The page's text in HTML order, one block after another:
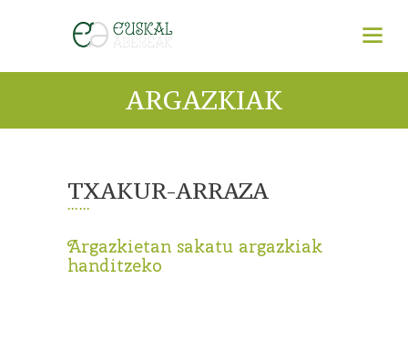
ARGAZKIAK
TXAKUR-ARRAZA
Argazkietan sakatu argazkiak
handitzeko